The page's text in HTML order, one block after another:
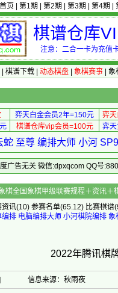
页 第1期 第2期 第3期 第4期
棋谱仓库
注意：二合一卡为充值
| 棋谱下载| 动态棋盘| 象棋赛事| 象
弈天白金会员2年=150元
弈
棋谱仓库vip会员=100元 弈
蛇 至尊 编排大师 小河
广告无关 微信:dpxqcom QQ号
天天象棋全国象棋甲级
资讯(10) 参赛名单(65.12) 比赛棋谱
编排 电脑编排大师 小河棋院编排 象
2022年腾讯棋
信息来源：秋雨夜